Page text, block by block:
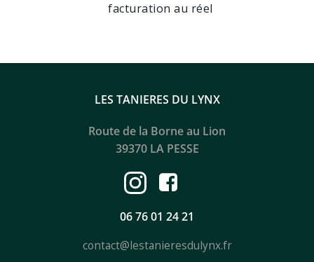
facturation au réel
LES TANIERES DU LYNX
Route de la Borne au Lion
39370 LA PESSE
06 76 01 24 21
contact@lestanieresdulynx.fr